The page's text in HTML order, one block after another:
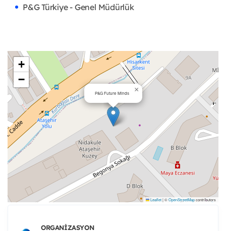
P&G Türkiye - Genel Müdürlük
P&G Future Minds ×
+
−
Leaflet|©OpenStreetMapcontributors
ORGANIZASYON